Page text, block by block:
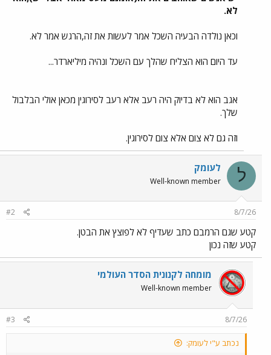
במחלה אוטואימיונית הגוף תוקף את עצמו - אם ננסה להמשיל את זה
על לא לאכול אחרי 11 בבוקר.
"מלחמת האזרחים" יצרה ,שתחושת הרעב הקבועה כל יום אחרי שניגמרו
הארוחות באמת אכלה את הקיבה.
כמו שהקיבה מקרקרת לנו שאנחנו רעבים אבל אצלו זה קיצוני כי זה כל יום
נגיד מ 1 בצהריים שהוא מתחיל להרגיש רעב עד 8 בבוקר שהא אוכל שוב.
לא.
וכאן נולדה הבעיה השכל אמר לעשות את זה,הרגש אמר לא.
עד היום הוא הצליח שהלך עם השכל ונהיה מיליארדר...
אגב הוא לא בדיוק היה רעב אלא רעב לסירוגין מכאן אולי הבלבול
שלך.
וזה גם לא צום אלא צום לסירוגין.
ל לעומק
Well-known member
8/7/26
#2
קטע שגם הרמבם כתב שעדיף לא לפוצץ את הבטן.
קטע שזה נכון
מומחה לקנונית הסדר העולמי
Well-known member
8/7/26
#3
נכתב ע"י לעומק: